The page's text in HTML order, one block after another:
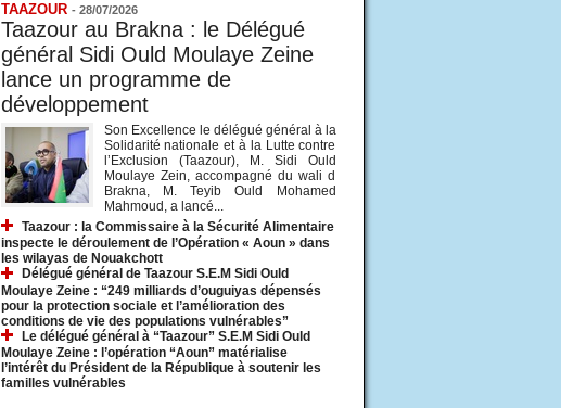
TAAZOUR - 28/07/2026
Taazour au Brakna : le Délégué
général Sidi Ould Moulaye Zeine
lance un programme de
développement
Son Excellence le délégué général à la
Solidarité nationale et à la Lutte contre
l’Exclusion (Taazour), M. Sidi Ould
Moulaye Zein, accompagné du wali d
Brakna, M. Teyib Ould Mohamed
Mahmoud, a lancé...
Taazour : la Commissaire à la Sécurité Alimentaire
inspecte le déroulement de l’Opération « Aoun » dans
les wilayas de Nouakchott
Délégué général de Taazour S.E.M Sidi Ould
Moulaye Zeine : “249 milliards d’ouguiyas dépensés
pour la protection sociale et l’amélioration des
conditions de vie des populations vulnérables”
Le délégué général à “Taazour” S.E.M Sidi Ould
Moulaye Zeine : l’opération “Aoun” matérialise
l’intérêt du Président de la République à soutenir les
familles vulnérables